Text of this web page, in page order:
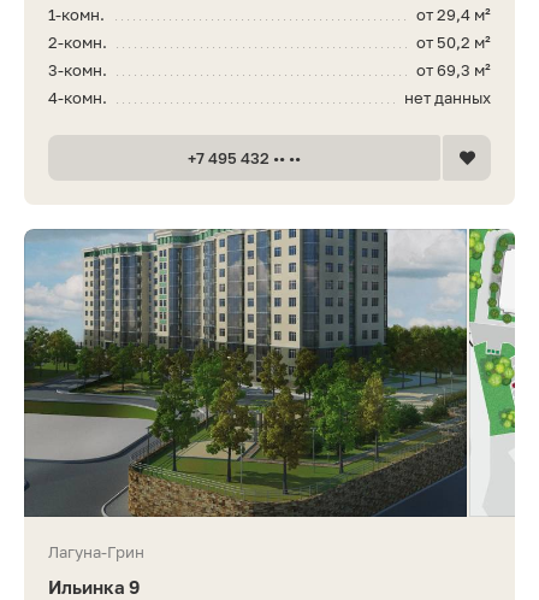
от 29,4 м²
1-комн.
от 50,2 м²
2-комн.
от 69,3 м²
3-комн.
нет данных
4-комн.
+7 495 432 •• ••
Лагуна-Грин
Ильинка 9